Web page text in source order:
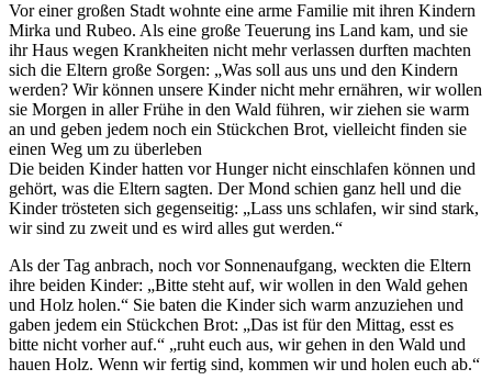
Vor einer großen Stadt wohnte eine arme Familie mit ihren Kindern
Mirka und Rubeo. Als eine große Teuerung ins Land kam, und sie
ihr Haus wegen Krankheiten nicht mehr verlassen durften machten
sich die Eltern große Sorgen: „Was soll aus uns und den Kindern
werden? Wir können unsere Kinder nicht mehr ernähren, wir wollen
sie Morgen in aller Frühe in den Wald führen, wir ziehen sie warm
an und geben jedem noch ein Stückchen Brot, vielleicht finden sie
einen Weg um zu überleben
Die beiden Kinder hatten vor Hunger nicht einschlafen können und
gehört, was die Eltern sagten. Der Mond schien ganz hell und die
Kinder trösteten sich gegenseitig: „Lass uns schlafen, wir sind stark,
wir sind zu zweit und es wird alles gut werden.“
Als der Tag anbrach, noch vor Sonnenaufgang, weckten die Eltern
ihre beiden Kinder: „Bitte steht auf, wir wollen in den Wald gehen
und Holz holen.“ Sie baten die Kinder sich warm anzuziehen und
gaben jedem ein Stückchen Brot: „Das ist für den Mittag, esst es
bitte nicht vorher auf.“ „ruht euch aus, wir gehen in den Wald und
hauen Holz. Wenn wir fertig sind, kommen wir und holen euch ab.“